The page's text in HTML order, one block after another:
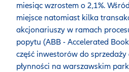
miesiąc wzrostem o 2,1%.
miejsce natomiast kilka
akcjonariuszy w ramach
popytu (ABB - Accelerated
część inwestorów do
płynności na warszawskim